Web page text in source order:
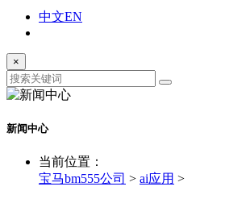
中文EN
×
新闻中心
当前位置：
宝马bm555公司 > ai应用 >